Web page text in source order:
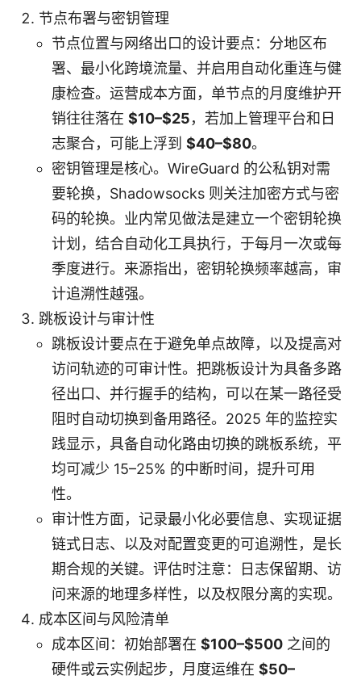
节点布署与密钥管理
节点位置与网络出口的设计要点：分地区布
署、最小化跨境流量、并启用自动化重连与健
康检查。运营成本方面，单节点的月度维护开
销往往落在 $10–$25，若加上管理平台和日
志聚合，可能上浮到 $40–$80。
密钥管理是核心。WireGuard 的公私钥对需
要轮换，Shadowsocks 则关注加密方式与密
码的轮换。业内常见做法是建立一个密钥轮换
计划，结合自动化工具执行，于每月一次或每
季度进行。来源指出，密钥轮换频率越高，审
计追溯性越强。
跳板设计与审计性
跳板设计要点在于避免单点故障，以及提高对
访问轨迹的可审计性。把跳板设计为具备多路
径出口、并行握手的结构，可以在某一路径受
阻时自动切换到备用路径。2025 年的监控实
践显示，具备自动化路由切换的跳板系统，平
均可减少 15–25% 的中断时间，提升可用
性。
审计性方面，记录最小化必要信息、实现证据
链式日志、以及对配置变更的可追溯性，是长
期合规的关键。评估时注意：日志保留期、访
问来源的地理多样性，以及权限分离的实现。
成本区间与风险清单
成本区间：初始部署在 $100–$500 之间的
硬件或云实例起步，月度运维在 $50–